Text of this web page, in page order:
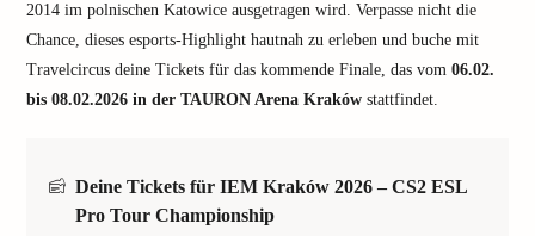
2014 im polnischen Katowice ausgetragen wird. Verpasse nicht die
Chance, dieses esports-Highlight hautnah zu erleben und buche mit
Travelcircus deine Tickets für das kommende Finale, das vom 06.02.
bis 08.02.2026 in der TAURON Arena Kraków stattfindet.
Deine Tickets für IEM Kraków 2026 – CS2 ESL
Pro Tour Championship